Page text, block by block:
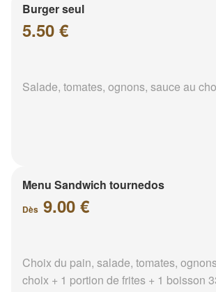
Burger seul
5.50 €
Salade, tomates, ognons, sauce au
Menu Sandwich tournedos
Dès 9.00 €
Choix du pain, salade, tomates,
choix + 1 portion de frites + 1 boisson